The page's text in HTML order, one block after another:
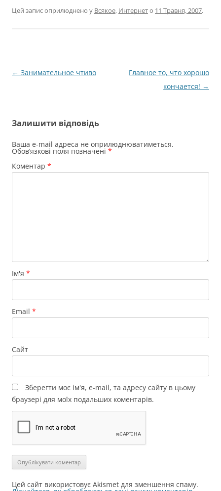
Цей запис оприлюднено у Всякое, Интернето 11 Травня, 2007.
Навігація
← Занимательное чтиво
Главное то, что хорошо
кончается! →
Залишити відповідь
Ваша e-mail адреса не оприлюднюватиметься.
Обов’язкові поля позначені *
Коментар *
Ім'я *
Email *
Сайт
Зберегти моє ім'я, e-mail, та адресу сайту в цьому
браузері для моїх подальших коментарів.
Цей сайт використовує Akismet для зменшення спаму.